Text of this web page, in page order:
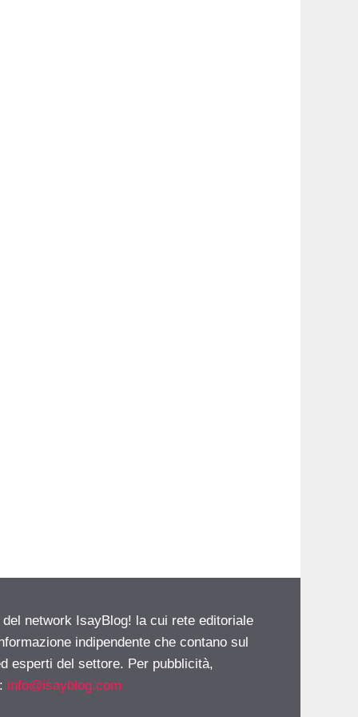
del network IsayBlog! la cui rete editoriale
indipendente che contano sul
esperti del settore. Per pubblicità,
info@isayblog.com